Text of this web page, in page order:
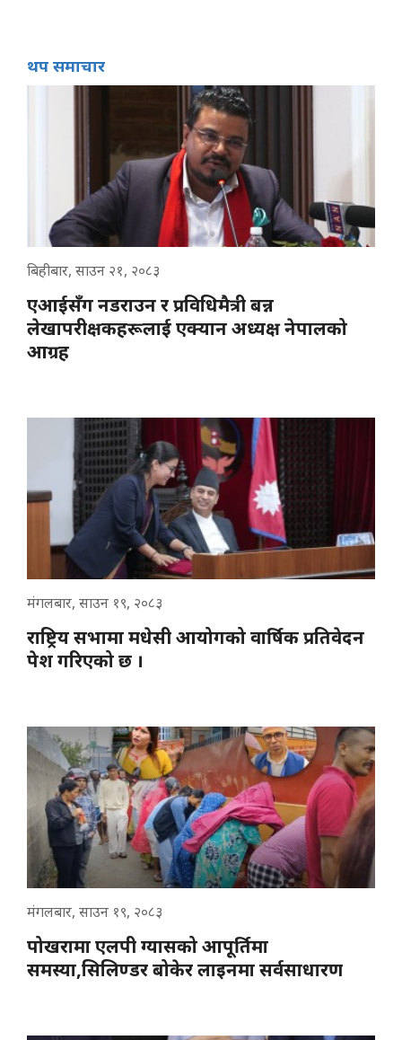
थप समाचार
बिहीबार, साउन २१, २०८३
एआईसँग नडराउन र प्रविधिमैत्री बन्न
लेखापरीक्षकहरूलाई एक्यान अध्यक्ष नेपालको
आग्रह
मंगलबार, साउन १९, २०८३
राष्ट्रिय सभामा मधेसी आयोगको वार्षिक प्रतिवेदन
पेश गरिएको छ ।
मंगलबार, साउन १९, २०८३
पोखरामा एलपी ग्यासको आपूर्तिमा
समस्या,सिलिण्डर बोकेर लाइनमा सर्वसाधारण